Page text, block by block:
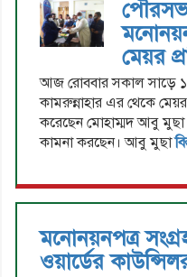
পৌরসভা
মেয়র
আজ রোববার সকাল সাড়ে
কামরুন্নাহার এর থেকে
করেছেন মোহাম্মদ আবু
কামনা করছেন। আবু মুছা
মনোনয়নপত্র
ওয়ার্ডের